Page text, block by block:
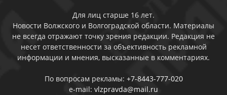
Для лиц старше 16 лет.
Новости Волжского и Волгоградской области. Материалы
не всегда отражают точку зрения редакции. Редакция не
несет ответственности за объективность рекламной
информации и мнения, высказанные в комментариях.
По вопросам рекламы: +7-8443-777-020
e-mail: vlzpravda@mail.ru